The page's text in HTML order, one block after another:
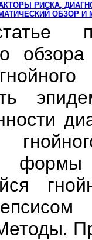
РИСКА,
ОБЗОР И